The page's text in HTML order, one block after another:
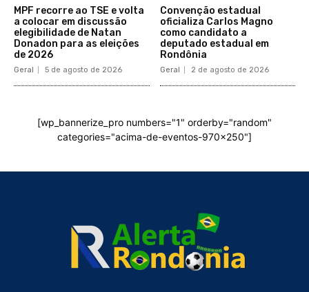
MPF recorre ao TSE e volta
a colocar em discussão
elegibilidade de Natan
Donadon para as eleições
de 2026
Geral 5 de agosto de 2026
Convenção estadual
oficializa Carlos Magno
como candidato a
deputado estadual em
Rondônia
Geral 2 de agosto de 2026
[wp_bannerize_pro numbers="1" orderby="random"
categories="acima-de-eventos-970x250"]